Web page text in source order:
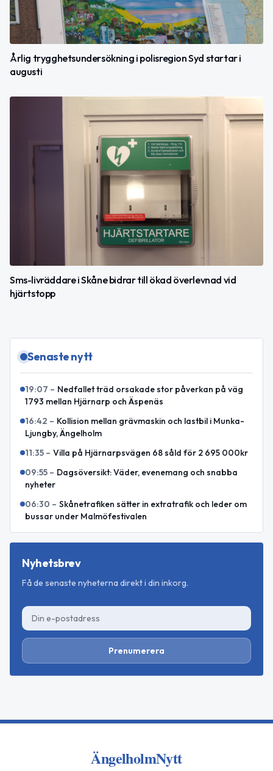
Årlig trygghetsundersökning i polisregion Syd startar i
augusti
Sms-livräddare i Skåne bidrar till ökad överlevnad vid
hjärtstopp
Senaste nytt
19:07 – Nedfallet träd orsakade stor påverkan på väg
1793 mellan Hjärnarp och Äspenäs
16:42 – Kollision mellan grävmaskin och lastbil i Munka-
Ljungby, Ängelholm
11:35 – Villa på Hjärnarpsvägen 68 såld för 2 695 000kr
09:55 – Dagsöversikt: Väder, evenemang och snabba
nyheter
06:30 – Skånetrafiken sätter in extratrafik och leder om
bussar under Malmöfestivalen
Nyhetsbrev
Få de senaste nyheterna direkt i din inkorg.
Prenumerera
ÄngelholmNytt